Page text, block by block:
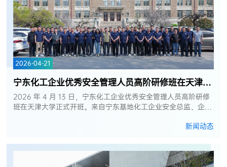
2026-04-21
宁东化工企业优秀安全管理人员高阶研修班在天津大学顺利开班
2026 年 4 月 13 日，宁东化工企业优秀安全管理人员高阶研修
班在天津大学正式开班。来自宁东基地化工企业安全总监、企业
新闻动态